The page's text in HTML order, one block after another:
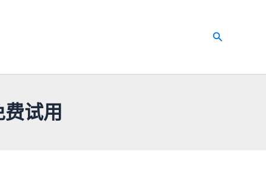
搜
试用